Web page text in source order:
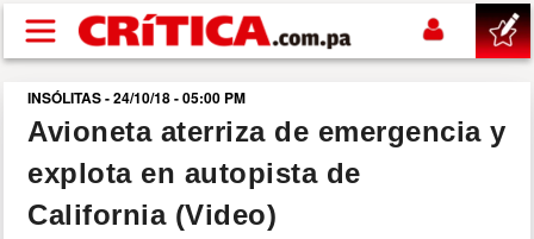
Pasar al contenido principal
buscar
SUCESOS
INSÓLITAS - 24/10/18 - 05:00 PM
Avioneta aterriza de emergencia y
explota en autopista de
California (Video)